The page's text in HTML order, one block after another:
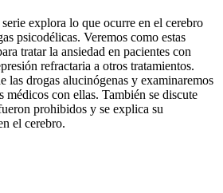
explora lo que ocurre en el cerebro
psicodélicas. Veremos como estas
tratar la ansiedad en pacientes con
refractaria a otros tratamientos.
las drogas alucinógenas y examinaremos
médicos con ellas. También se discute
prohibidos y se explica su
el cerebro.